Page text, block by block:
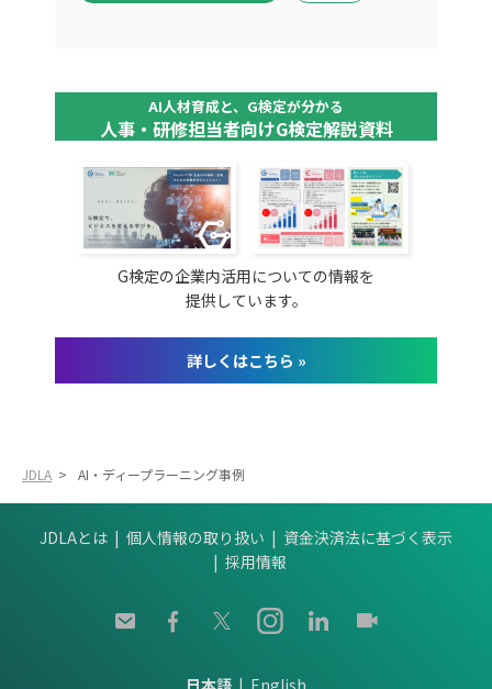
AI人材育成と、G検定が分かる
人事・研修担当者向けG検定解説資料
G検定の企業内活用についての情報を
提供しています。
詳しくはこちら »
JDLA > AI・ディープラーニング事例
JDLAとは 個人情報の取り扱い
資金決済法に基づく表示
採用情報
日本語 English